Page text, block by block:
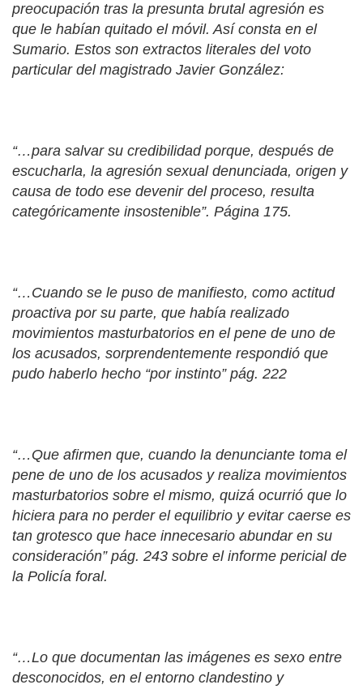
preocupación tras la presunta brutal agresión es
que le habían quitado el móvil. Así consta en el
Sumario. Estos son extractos literales del voto
particular del magistrado Javier González:
“…para salvar su credibilidad porque, después de
escucharla, la agresión sexual denunciada, origen y
causa de todo ese devenir del proceso, resulta
categóricamente insostenible”. Página 175.
“…Cuando se le puso de manifiesto, como actitud
proactiva por su parte, que había realizado
movimientos masturbatorios en el pene de uno de
los acusados, sorprendentemente respondió que
pudo haberlo hecho “por instinto” pág. 222
“…Que afirmen que, cuando la denunciante toma el
pene de uno de los acusados y realiza movimientos
masturbatorios sobre el mismo, quizá ocurrió que lo
hiciera para no perder el equilibrio y evitar caerse es
tan grotesco que hace innecesario abundar en su
consideración” pág. 243 sobre el informe pericial de
la Policía foral.
“…Lo que documentan las imágenes es sexo entre
desconocidos, en el entorno clandestino y